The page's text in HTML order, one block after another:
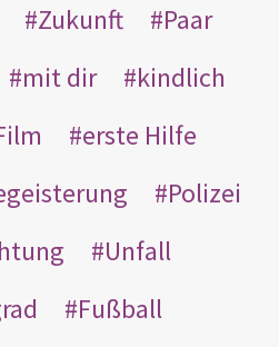
Zukunft
Paar
mit dir
kindlich
erste Hilfe
Polizei
Unfall
Fußball